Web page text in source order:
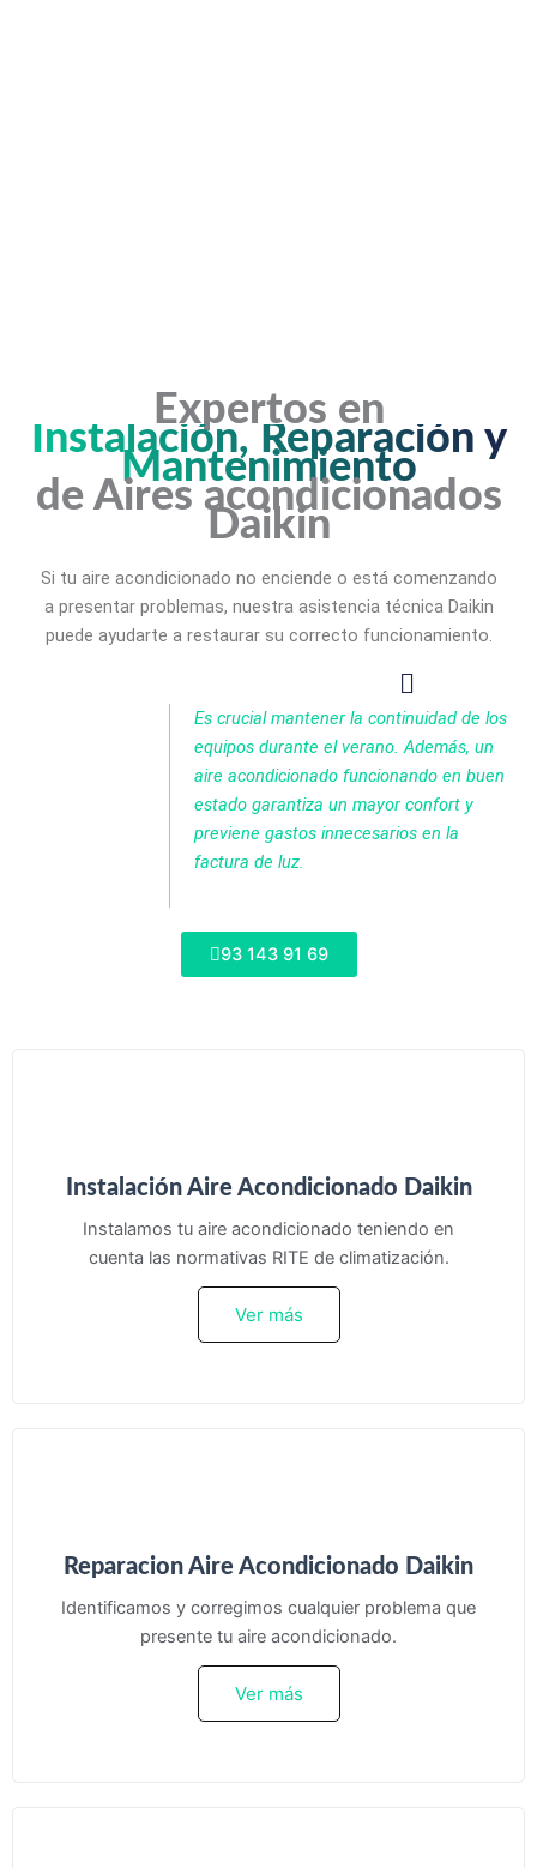
Expertos en
Instalación, Reparación y
Mantenimiento
de Aires acondicionados
Daikin
Si tu aire acondicionado no enciende o está comenzando
a presentar problemas, nuestra asistencia técnica Daikin
puede ayudarte a restaurar su correcto funcionamiento.
Es crucial mantener la continuidad de los
equipos durante el verano. Además, un
aire acondicionado funcionando en buen
estado garantiza un mayor confort y
previene gastos innecesarios en la
factura de luz.
93 143 91 69
Instalación Aire Acondicionado Daikin
Instalamos tu aire acondicionado teniendo en
cuenta las normativas RITE de climatización.
Ver más
Reparacion Aire Acondicionado Daikin
Identificamos y corregimos cualquier problema que
presente tu aire acondicionado.
Ver más